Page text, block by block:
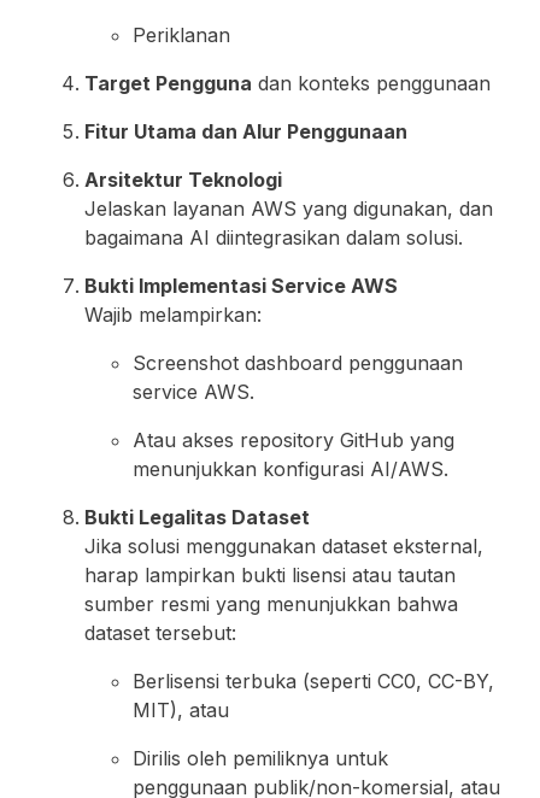
Periklanan
Target Pengguna dan konteks penggunaan
Fitur Utama dan Alur Penggunaan
Arsitektur Teknologi
Jelaskan layanan AWS yang digunakan, dan
bagaimana AI diintegrasikan dalam solusi.
Bukti Implementasi Service AWS
Wajib melampirkan:
Screenshot dashboard penggunaan
service AWS.
Atau akses repository GitHub yang
menunjukkan konfigurasi AI/AWS.
Bukti Legalitas Dataset
Jika solusi menggunakan dataset eksternal,
harap lampirkan bukti lisensi atau tautan
sumber resmi yang menunjukkan bahwa
dataset tersebut:
Berlisensi terbuka (seperti CC0, CC-BY,
MIT), atau
Dirilis oleh pemiliknya untuk
penggunaan publik/non-komersial, atau